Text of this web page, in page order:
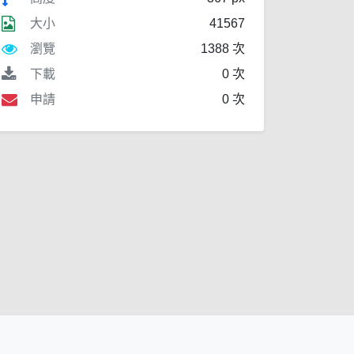
大小
41567
瀏覽
1388 次
下載
0 次
申請
0 次